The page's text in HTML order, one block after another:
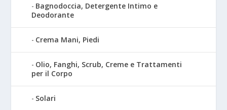
Bagnodoccia, Detergente Intimo e
Deodorante
Crema Mani, Piedi
Olio, Fanghi, Scrub, Creme e Trattamenti
per il Corpo
Solari